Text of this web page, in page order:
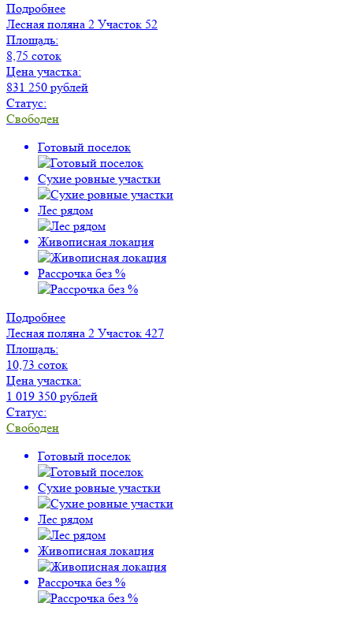
Подробнее
Лесная поляна 2 Участок 52
Площадь:
8,75 соток
Цена участка:
831 250 рублей
Статус:
Свободен
Готовый поселок
Сухие ровные участки
Лес рядом
Живописная локация
Рассрочка без %
Подробнее
Лесная поляна 2 Участок 427
Площадь:
10,73 соток
Цена участка:
1 019 350 рублей
Статус:
Свободен
Готовый поселок
Сухие ровные участки
Лес рядом
Живописная локация
Рассрочка без %